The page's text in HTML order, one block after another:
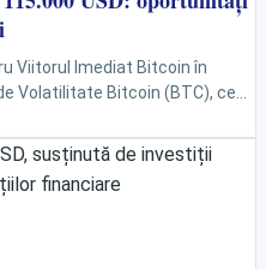
Viitorul Imediat Bitcoin în
Volatilitate Bitcoin (BTC), cea